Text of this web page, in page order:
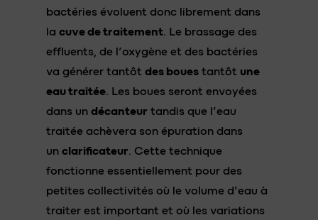
bactéries évoluent donc librement dans
la cuve de traitement. Le brassage des
effluents, de l’oxygène et des bactéries
va générer tantôt des boues tantôt une
eau traitée. Les boues seront envoyées
dans un décanteur tandis que l’eau
traitée achèvera son épuration dans
un clarificateur. Cette technique
fonctionne essentiellement pour des
petites collectivités où le volume d’eau à
traiter est important et où les variations